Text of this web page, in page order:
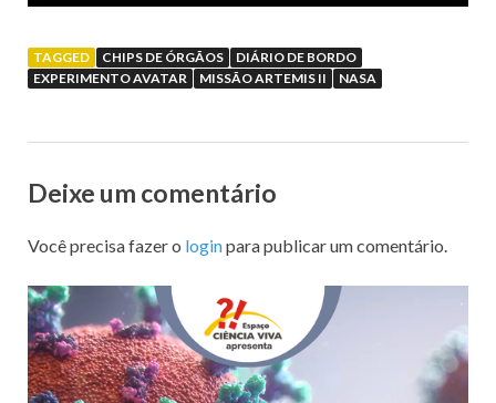
TAGGED CHIPS DE ÓRGÃOS
DIÁRIO DE BORDO
EXPERIMENTO AVATAR
MISSÃO ARTEMIS II NASA
Deixe um comentário
Você precisa fazer o loginpara publicar um comentário.